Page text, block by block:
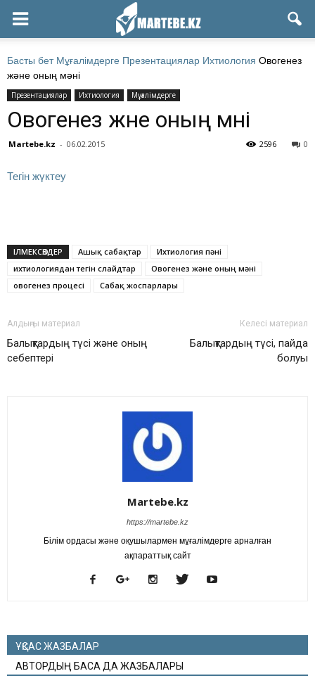
Басты бет Мұғалімдерге Презентациялар Ихтиология Овогенез
және оның мәні
Презентациялар Ихтиология Мұғалімдерге
Овогенез және оның мәні
Martebe.kz - 06.02.2015 0
2596
Тегін жүктеу
ІЛМЕКСӨЗДЕР Ашық сабақтар
Ихтиология пәні
ихтиологиядан тегін слайдтар
Овогенез және оның мәні
овогенез процесі
Сабақ жоспарлары
Алдыңғы материал
Балықтардың түсі және оның
себептері
Келесі материал
Балықтардың түсі, пайда
болуы
Martebe.kz
https://martebe.kz
Білім ордасы және оқушылармен мұғалімдерге арналған
ақпараттық сайт
ҰҚСАС ЖАЗБАЛАР
АВТОРДЫҢ БАСҚА ДА ЖАЗБАЛАРЫ